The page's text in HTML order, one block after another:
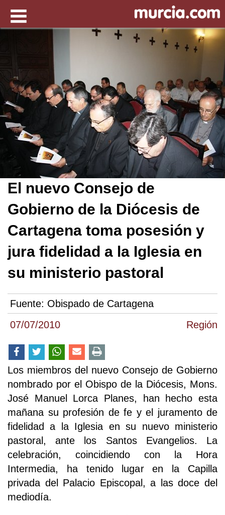
07/07/2010 Región
El nuevo Consejo de
Gobierno de la Diócesis de
Cartagena toma posesión y
jura fidelidad a la Iglesia en
su ministerio pastoral
Fuente: Obispado de Cartagena
Los miembros del nuevo Consejo de Gobierno
nombrado por el Obispo de la Diócesis, Mons.
José Manuel Lorca Planes, han hecho esta
mañana su profesión de fe y el juramento de
fidelidad a la Iglesia en su nuevo ministerio
pastoral, ante los Santos Evangelios. La
celebración, coincidiendo con la Hora
Intermedia, ha tenido lugar en la Capilla
privada del Palacio Episcopal, a las doce del
mediodía.